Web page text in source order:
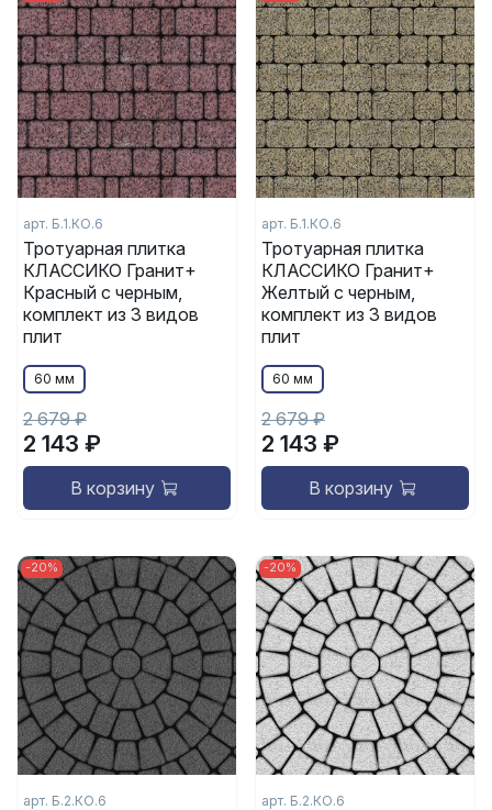
арт. Б.1.КО.6
Тротуарная плитка
КЛАССИКО Гранит+
Красный с черным,
комплект из 3 видов
плит
60 мм
2 679 ₽
2 143 ₽
В корзину
арт. Б.1.КО.6
Тротуарная плитка
КЛАССИКО Гранит+
Желтый с черным,
комплект из 3 видов
плит
60 мм
2 679 ₽
2 143 ₽
В корзину
-20%
арт. Б.2.КО.6
-20%
арт. Б.2.КО.6